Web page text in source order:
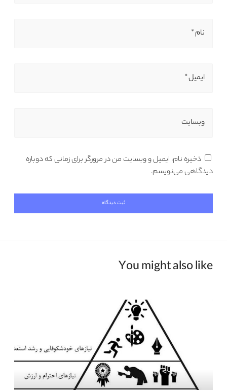
نام *
ایمیل *
وبسایت
ذخیره نام، ایمیل و وبسایت من در مرورگر برای زمانی که دوباره
دیدگاهی می‌نویسم.
You might also like